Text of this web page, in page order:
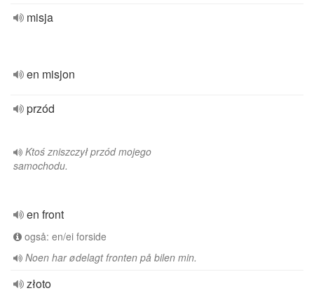
misja
en misjon
przód
Ktoś zniszczył przód mojego
samochodu.
en front
også: en/ei forside
Noen har ødelagt fronten på bilen min.
złoto